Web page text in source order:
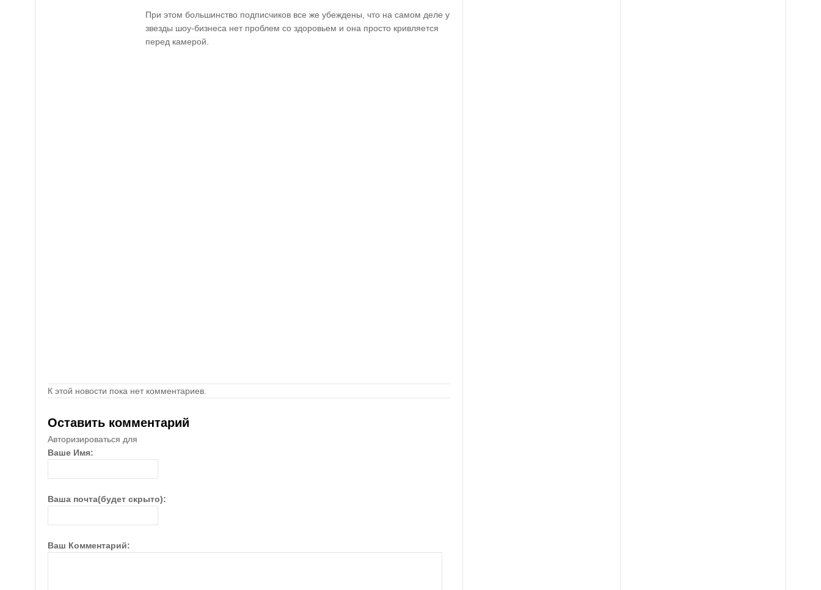
При этом большинство подписчиков все же убеждены, что на самом деле у
звезды шоу-бизнеса нет проблем со здоровьем и она просто кривляется
перед камерой.
К этой новости пока нет комментариев.
Оставить комментарий
Авторизироваться для
Ваше Имя:
Ваша почта(будет скрыто):
Ваш Комментарий: